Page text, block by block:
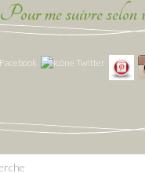
Pour me suivre selon